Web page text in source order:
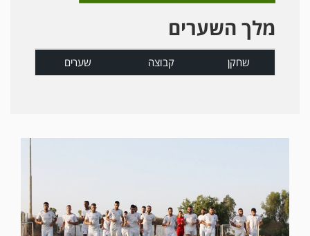
מלך השערים
שחקן קבוצה שערים